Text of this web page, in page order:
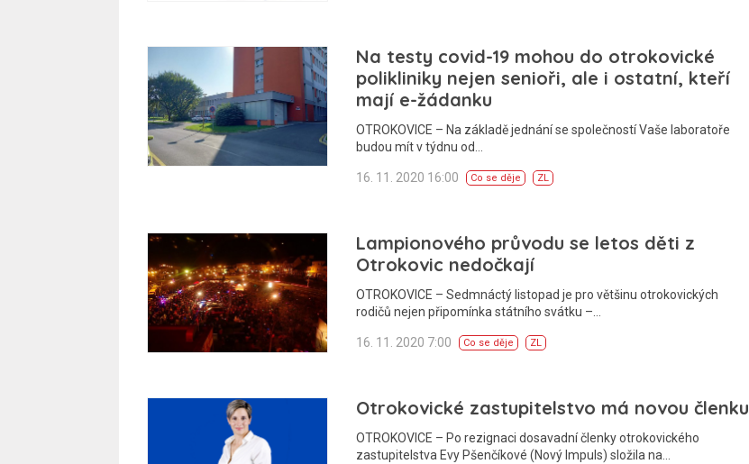
Na testy covid-19 mohou do otrokovické
polikliniky nejen senioři, ale i ostatní, kteří
mají e-žádanku
OTROKOVICE – Na základě jednání se společností Vaše laboratoře
budou mít v týdnu od…
16. 11. 2020 16:00 Co se děje ZL
Lampionového průvodu se letos děti z
Otrokovic nedočkají
OTROKOVICE – Sedmnáctý listopad je pro většinu otrokovických
rodičů nejen připomínka státního svátku –…
16. 11. 2020 7:00 Co se děje ZL
Otrokovické zastupitelstvo má novou členku
OTROKOVICE – Po rezignaci dosavadní členky otrokovického
zastupitelstva Evy Pšenčíkové (Nový Impuls) složila na…